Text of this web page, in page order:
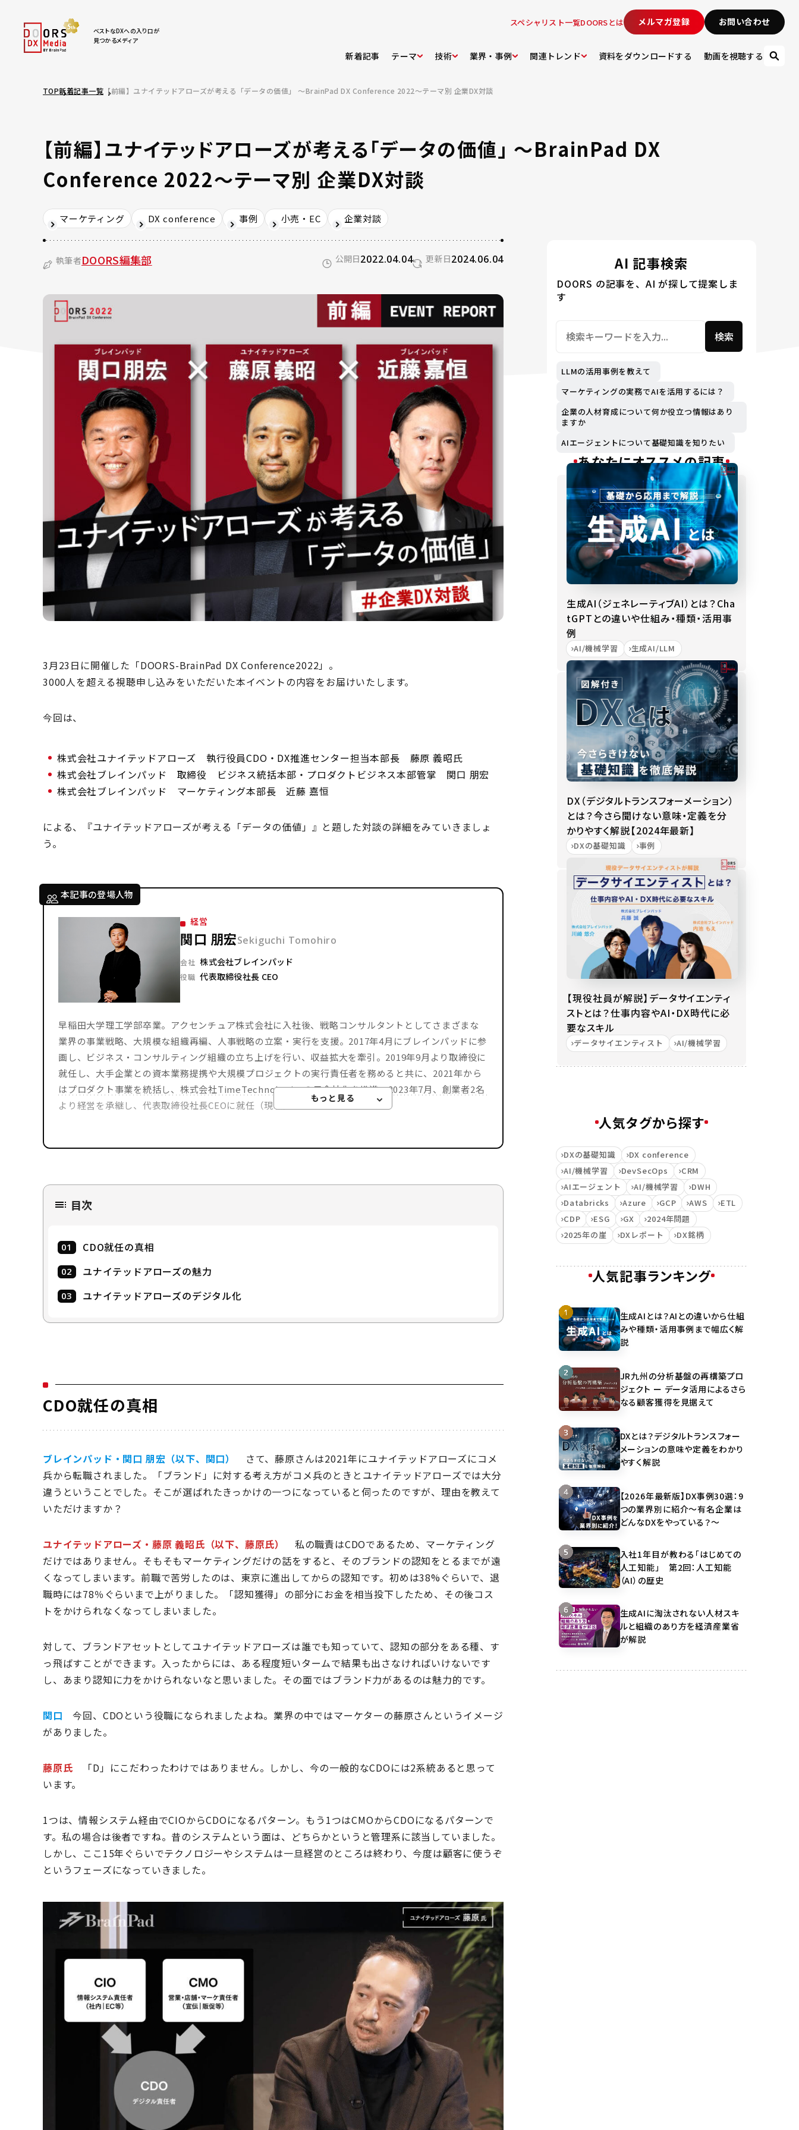
ベストなDXへの入り口が
見つかるメディア
スペシャリスト一覧DOORSとは メルマガ登録 お問い合わせ
新着記事 テーマ 技術 業界・事例 関連トレンド 資料をダウンロードする 動画を視聴する
TOP新着記事一覧 【前編】ユナイテッドアローズが考える「データの価値」 ～BrainPad DX Conference 2022～テーマ別 企業DX対談
【前編】ユナイテッドアローズが考える「データの価値」 ～BrainPad DX
Conference 2022～テーマ別 企業DX対談
マーケティング DX conference 事例 小売・EC 企業対談
執筆者DOORS編集部 公開日2022.04.04 更新日2024.06.04
3月23日に開催した「DOORS-BrainPad DX Conference2022」。
3000人を超える視聴申し込みをいただいた本イベントの内容をお届けいたします。
今回は、
株式会社ユナイテッドアローズ 執行役員CDO・DX推進センター担当本部長 藤原 義昭氏
株式会社ブレインパッド 取締役 ビジネス統括本部・プロダクトビジネス本部管掌 関口 朋宏
株式会社ブレインパッド マーケティング本部長 近藤 嘉恒
による、『ユナイテッドアローズが考える「データの価値」』と題した対談の詳細をみていきましょ
う。
本記事の登場人物
経営
関口 朋宏Sekiguchi Tomohiro
会社 株式会社ブレインパッド
役職 代表取締役社長 CEO
早稲田大学理工学部卒業。アクセンチュア株式会社に入社後、戦略コンサルタントとしてさまざまな
業界の事業戦略、大規模な組織再編、人事戦略の立案・実行を支援。2017年4月にブレインパッドに参
画し、ビジネス・コンサルティング組織の立ち上げを行い、収益拡大を牽引。2019年9月より取締役に
就任し、大手企業との資本業務提携や大規模プロジェクトの実行責任者を務めると共に、2021年から
はプロダクト事業を統括し、株式会社TimeTechnologiesの子会社化を推進。2023年7月、創業者2名
より経営を承継し、代表取締役社長CEOに就任（現職）。
近藤 嘉恒YOSHITSUNE KONDO
2016年7月に、データ分析企業のブレインパッドに参画し、主プロダクト「Rtoaster」の事業統括を
牽引。2019年7月に、分析・基盤構築・SaaS全ケイパビリティを束ねたマーケティング部門を立上
げ、全社ブランディング・プロモーション戦略活動を指揮。 2023年7月より現職。外交活動を中心に国
アの編集長として、DXに纏わるニュース、トレンド記事やお役立ち資料の編集を担当。
目次
CDO就任の真相
ユナイテッドアローズの魅力
ユナイテッドアローズのデジタル化
CDO就任の真相
ブレインパッド・関口 朋宏（以下、関口）
さて、藤原さんは2021年にユナイテッドアローズにコメ
兵から転職されました。「ブランド」に対する考え方がコメ兵のときとユナイテッドアローズでは大分
違うということでした。そこが選ばれたきっかけの一つになっていると伺ったのですが、理由を教えて
いただけますか？
ユナイテッドアローズ・藤原 義昭氏（以下、藤原氏）
私の職責はCDOであるため、マーケティング
だけではありません。そもそもマーケティングだけの話をすると、そのブランドの認知をとるまでが遠
くなってしまいます。前職で苦労したのは、東京に進出してからの認知です。初めは38%ぐらいで、退
職時には78％ぐらいまで上がりました。「認知獲得」の部分にお金を相当投下したため、その後コス
トをかけられなくなってしまいました。
対して、ブランドアセットとしてユナイテッドアローズは誰でも知っていて、認知の部分をある種、す
っ飛ばすことができます。入ったからには、ある程度短いタームで結果も出さなければいけないです
し、あまり認知に力をかけられないなと思いました。その面ではブランド力があるのは魅力的です。
関口 今回、CDOという役職になられましたよね。業界の中ではマーケターの藤原さんというイメージ
がありました。
藤原氏 「D」にこだわったわけではありません。しかし、今の一般的なCDOには2系統あると思って
います。
1つは、情報システム経由でCIOからCDOになるパターン。もう1つはCMOからCDOになるパターンで
す。私の場合は後者ですね。昔のシステムという面は、どちらかというと管理系に該当していました。
しかし、ここ15年ぐらいでテクノロジーやシステムは一旦経営のところは終わり、今度は顧客に使うぞ
というフェーズになっていきました。
AI 記事検索
DOORS の記事を、AI が探して提案しま
す
検索
LLMの活用事例を教えて
マーケティングの実務でAIを活用するには？
企業の人材育成について何か役立つ情報はあり
ますか
AIエージェントについて基礎知識を知りたい
あなたにオススメの記事
生成AI（ジェネレーティブAI）とは？Cha
tGPTとの違いや仕組み・種類・活用事
例
AI/機械学習 生成AI/LLM
DX（デジタルトランスフォーメーション）
とは？今さら聞けない意味・定義を分
かりやすく解説【2024年最新】
DXの基礎知識 事例
【現役社員が解説】データサイエンティ
ストとは？仕事内容やAI・DX時代に必
要なスキル
データサイエンティスト AI/機械学習
人気タグから探す
DXの基礎知識
DX conference
AI/機械学習
DevSecOps
CRM
AIエージェント
AI/機械学習
DWH
Databricks
Azure GCP AWS
ETL
CDP
ESG GX
2024年問題
2025年の崖
DXレポート DX銘柄
人気記事ランキング
生成AIとは？AIとの違いから仕組
みや種類・活用事例まで幅広く解
説
JR九州の分析基盤の再構築プロ
ジェクト ー データ活用によるさら
なる顧客獲得を見据えて
DXとは？デジタルトランスフォー
メーションの意味や定義をわかり
やすく解説
【2026年最新版】DX事例30選：9
つの業界別に紹介～有名企業は
どんなDXをやっている？～
入社1年目が教わる「はじめての
人工知能」 第2回：人工知能
（AI）の歴史
生成AIに淘汰されない人材スキ
ルと組織のあり方を経済産業省
が解説